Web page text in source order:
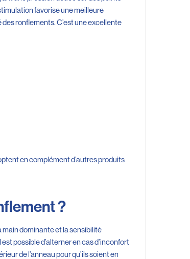
favorise une meilleure
ronflements. C’est une excellente
en complément d’autres produits
?
dominante et la sensibilité
possible d’alterner en cas d’inconfort
de l’anneau pour qu’ils soient en